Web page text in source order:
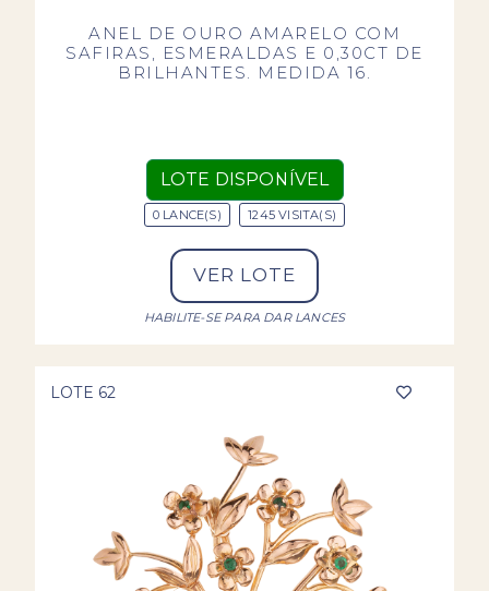
ANEL DE OURO AMARELO COM
SAFIRAS, ESMERALDAS E 0,30CT DE
BRILHANTES. MEDIDA 16.
LOTE DISPONÍVEL
0 LANCE(S) 1245 VISITA(S)
VER LOTE
HABILITE-SE PARA DAR LANCES
LOTE 62